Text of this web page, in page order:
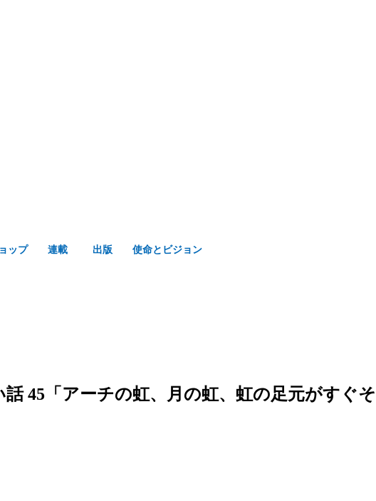
ップ 連載 出版 使命とビジョン
話 45「アーチの虹、月の虹、虹の足元がすぐ